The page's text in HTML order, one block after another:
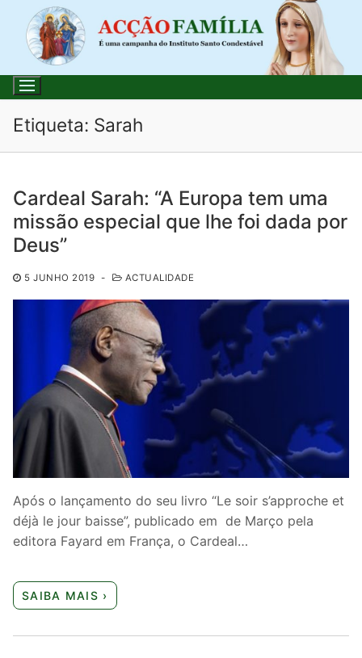
para
conteúdo
por:
Início
Loja
Santo do Dia
Quem somos nós
Etiqueta: Sarah
Cardeal Sarah: “A Europa tem uma
missão especial que lhe foi dada por
Deus”
5 JUNHO 2019 - ACTUALIDADE
Após o lançamento do seu livro “Le soir s’approche et
déjà le jour baisse”, publicado em de Março pela
editora Fayard em França, o Cardeal…
SAIBA MAIS ›